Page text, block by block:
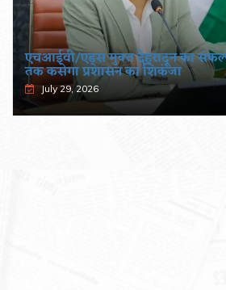
एचआईवी/एड्स मुक्त देहरादून का
तक कसेगा प्रशासन का शिकंजा
July 29, 2026